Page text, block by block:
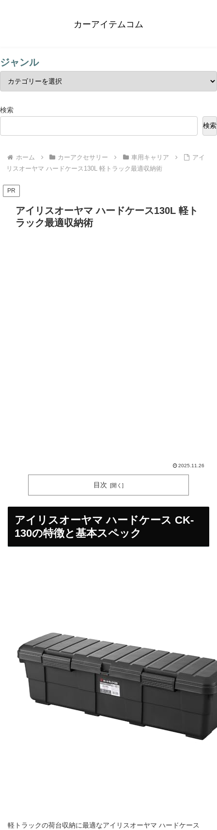
カーアイテムコム
ジャンル
検索
検索
ホーム カーアクセサリー 車用キャリア
アイ
リスオーヤマ ハードケース130L 軽トラック最適収納術
PR
アイリスオーヤマ ハードケース130L 軽ト
ラック最適収納術
2025.11.26
目次
アイリスオーヤマ ハードケース CK-
130の特徴と基本スペック
軽トラックの荷台収納に最適なアイリスオーヤマ ハードケース